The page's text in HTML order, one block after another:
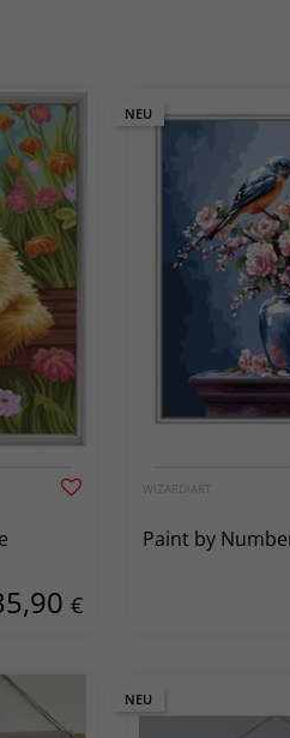
€
NEU
WIZARDIART
Paint by
NEU